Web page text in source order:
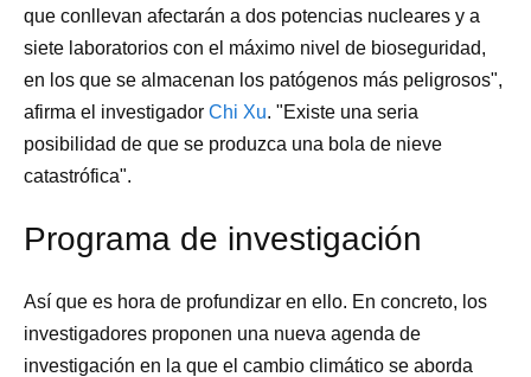
que conllevan afectarán a dos potencias nucleares y a
siete laboratorios con el máximo nivel de bioseguridad,
en los que se almacenan los patógenos más peligrosos",
afirma el investigador Chi Xu. "Existe una seria
posibilidad de que se produzca una bola de nieve
catastrófica".
Programa de investigación
Así que es hora de profundizar en ello. En concreto, los
investigadores proponen una nueva agenda de
investigación en la que el cambio climático se aborda